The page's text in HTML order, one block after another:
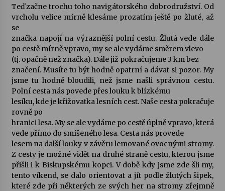
Teď začne trochu toho navigátorského dobrodružství. Od
vrcholu velice mírně klesáme prozatím ještě po žluté, až
se
značka napojí na výraznější polní cestu. Žlutá vede dále
po cestě mírně vpravo, my se ale vydáme směrem vlevo
(tj. opačně než značka). Dále již pokračujeme 3 km bez
značení. Musíte tu být hodně opatrní a dávat si pozor. My
jsme tu hodně bloudili, než jsme našli správnou cestu.
Polní cesta nás povede přes louku k blízkému
lesíku, kde je křižovatka lesních cest. Naše cesta pokračuje
rovně po
hranici lesa. My se ale vydáme po cestě úplně vpravo, která
vede přímo do smíšeného lesa. Cesta nás provede
lesem na další louky v závěru lemované ovocnými stromy.
Z cesty je možné vidět na druhé straně cestu, kterou jsme
přišli i k Biskupskému kopci. V době kdy jsme zde šli my,
tento víkend, se dalo orientovat a jít podle žlutých šipek,
které zde při některých ze svých her na stromy zřejmně